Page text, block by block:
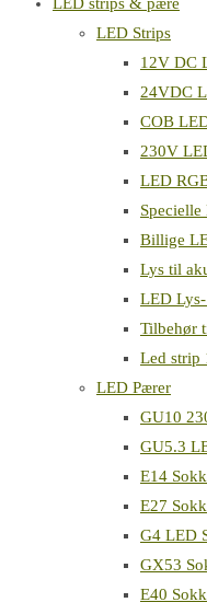
LED Strips
12V DC
24VDC
COB
230V
LED
Billige
Lys til
LED
Tilbehør
Led strip
LED Pærer
GU10
GU5.3
E14
E27
G4 LED
GX53
E40